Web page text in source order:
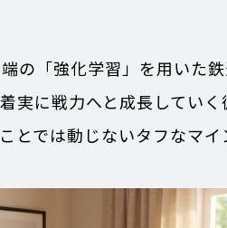
の「強化学習」を用いた
実に戦力へと成長してい
では動じないタフなマイ